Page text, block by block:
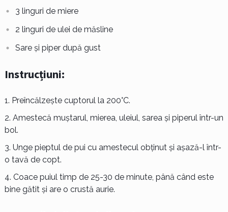
3 linguri de miere
2 linguri de ulei de măsline
Sare și piper după gust
Instrucțiuni:
Preîncălzește cuptorul la 200°C.
Amestecă muștarul, mierea, uleiul, sarea și piperul într-un
bol.
Unge pieptul de pui cu amestecul obținut și așază-l într-
o tavă de copt.
Coace puiul timp de 25-30 de minute, până când este
bine gătit și are o crustă aurie.